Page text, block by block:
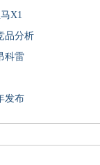
X1
品分析
科雷
发布